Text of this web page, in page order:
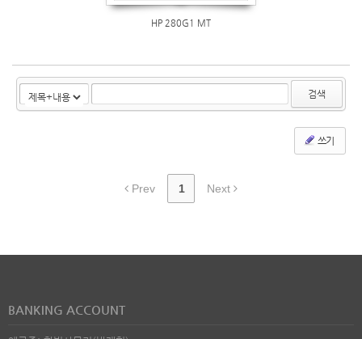
HP 280G1 MT
검색
쓰기
Prev 1 Next
BANKING ACCOUNT